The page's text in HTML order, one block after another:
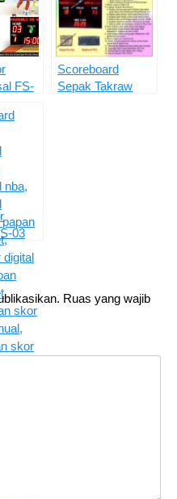
FS-
Scoreboard
Sepak Takraw
03
Ruas yang wajib